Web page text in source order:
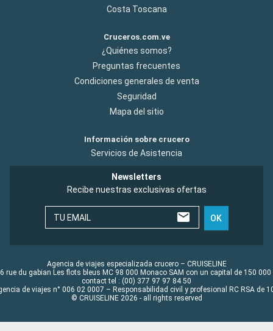
Costa Toscana
Cruceros.com.ve
¿Quiénes somos?
Preguntas frecuentes
Condiciones generales de venta
Seguridad
Mapa del sitio
Información sobre crucero
Servicios de Asistencia
Newsletters
Recibe nuestras exclusivas ofertas
TU EMAIL OK
Agencia de viajes especializada crucero – CRUISELINE
rue du gabian Les flots bleus MC 98 000 Monaco SAM con un capital de 150 000
contact tel : (00) 377 97 97 84 50
de viajes n° 006 02 0007 – Responsabilidad civil y profesional RC RSA de
© CRUISELINE 2026 - all rights reserved